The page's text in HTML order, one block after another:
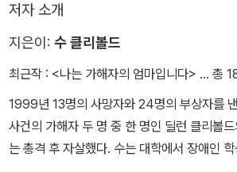
도움을 주라고 말한다. 겁이 난다. 내 아이가 딜
경고 같아서. 부모, 교사, 상담사라면 불편감을
저자 소개
지은이: 수 클리볼드
최근작 : <나는 가해자의 엄마입니다> … 총
1999년 13명의 사망자와 24명의 부상자를
사건의 가해자 두 명 중 한 명인 딜런 클리볼
는 총격 후 자살했다. 수는 대학에서 장애인